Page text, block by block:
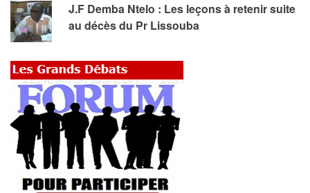
J.F Demba Ntelo : Les leçons à retenir suite
au décès du Pr Lissouba